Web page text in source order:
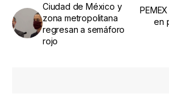
Ciudad de México y
zona metropolitana
regresan a semáforo
rojo
en